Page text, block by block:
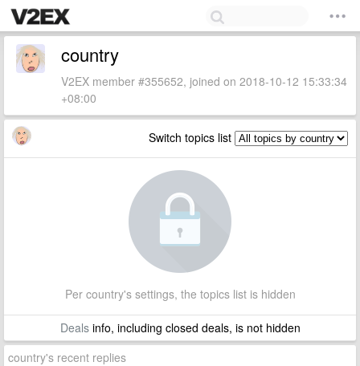
country
V2EX member #355652, joined on 2018-10-12 15:33:34
+08:00
Switch topics list
Per country's settings, the topics list is hidden
Dealsinfo, including closed deals, is not hidden
country's recent replies